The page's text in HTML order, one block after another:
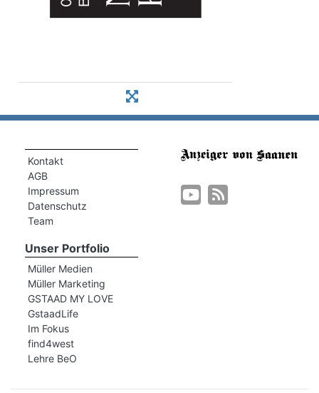
Kontakt
AGB
Impressum
Datenschutz
Team
Unser Portfolio
Müller Medien
Müller Marketing
GSTAAD MY LOVE
GstaadLife
Im Fokus
find4west
Lehre BeO